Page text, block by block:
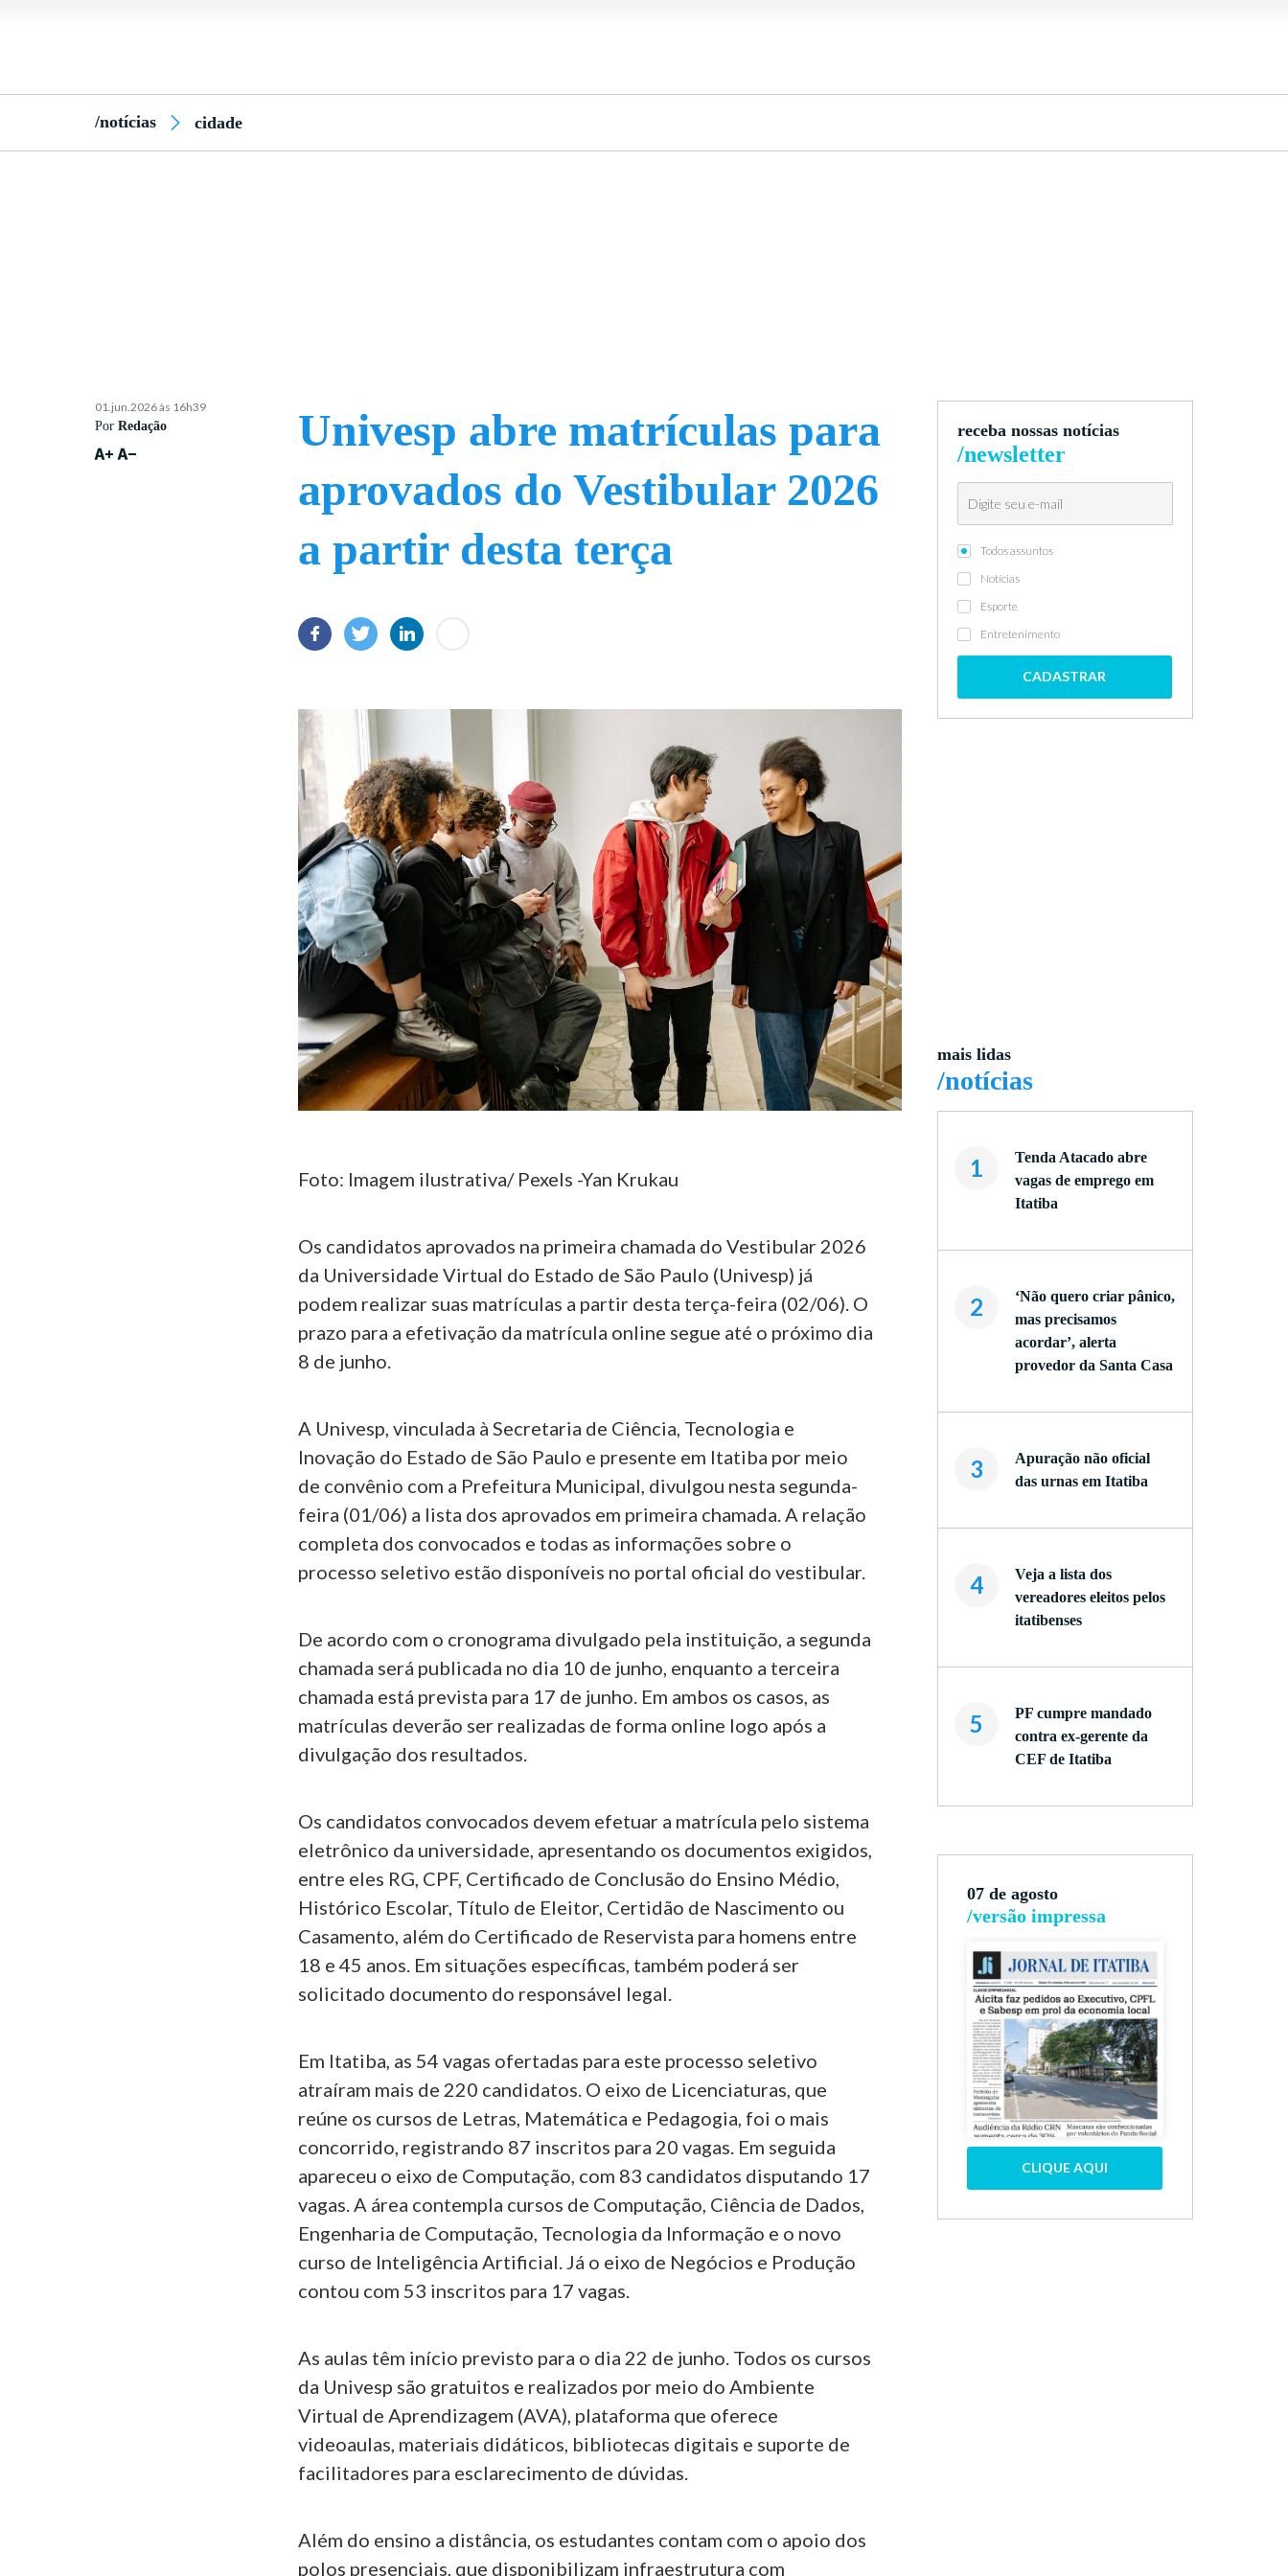
/notícias cidade
01.jun.2026 às 16h39
PorRedação
Univesp abre matrículas para
aprovados do Vestibular 2026
a partir desta terça
Foto: Imagem ilustrativa/ Pexels -Yan Krukau
Os candidatos aprovados na primeira chamada do Vestibular 2026
da Universidade Virtual do Estado de São Paulo (Univesp) já
podem realizar suas matrículas a partir desta terça-feira (02/06). O
prazo para a efetivação da matrícula online segue até o próximo dia
8 de junho.
A Univesp, vinculada à Secretaria de Ciência, Tecnologia e
Inovação do Estado de São Paulo e presente em Itatiba por meio
de convênio com a Prefeitura Municipal, divulgou nesta segunda-
feira (01/06) a lista dos aprovados em primeira chamada. A relação
completa dos convocados e todas as informações sobre o
processo seletivo estão disponíveis no portal oficial do vestibular.
De acordo com o cronograma divulgado pela instituição, a segunda
chamada será publicada no dia 10 de junho, enquanto a terceira
chamada está prevista para 17 de junho. Em ambos os casos, as
matrículas deverão ser realizadas de forma online logo após a
divulgação dos resultados.
Os candidatos convocados devem efetuar a matrícula pelo sistema
eletrônico da universidade, apresentando os documentos exigidos,
entre eles RG, CPF, Certificado de Conclusão do Ensino Médio,
Histórico Escolar, Título de Eleitor, Certidão de Nascimento ou
Casamento, além do Certificado de Reservista para homens entre
18 e 45 anos. Em situações específicas, também poderá ser
solicitado documento do responsável legal.
Em Itatiba, as 54 vagas ofertadas para este processo seletivo
atraíram mais de 220 candidatos. O eixo de Licenciaturas, que
reúne os cursos de Letras, Matemática e Pedagogia, foi o mais
concorrido, registrando 87 inscritos para 20 vagas. Em seguida
apareceu o eixo de Computação, com 83 candidatos disputando 17
vagas. A área contempla cursos de Computação, Ciência de Dados,
Engenharia de Computação, Tecnologia da Informação e o novo
curso de Inteligência Artificial. Já o eixo de Negócios e Produção
contou com 53 inscritos para 17 vagas.
As aulas têm início previsto para o dia 22 de junho. Todos os cursos
da Univesp são gratuitos e realizados por meio do Ambiente
Virtual de Aprendizagem (AVA), plataforma que oferece
videoaulas, materiais didáticos, bibliotecas digitais e suporte de
facilitadores para esclarecimento de dúvidas.
Além do ensino a distância, os estudantes contam com o apoio dos
polos presenciais, que disponibilizam infraestrutura com
receba nossas notícias
/newsletter
Todos assuntos
Notícias
Esporte
Entretenimento
CADASTRAR
mais lidas
/notícias
1
Tenda Atacado abre
vagas de emprego em
Itatiba
2
‘Não quero criar pânico,
mas precisamos
acordar’, alerta
provedor da Santa Casa
3
Apuração não oficial
das urnas em Itatiba
4
Veja a lista dos
vereadores eleitos pelos
itatibenses
5
PF cumpre mandado
contra ex-gerente da
CEF de Itatiba
07 de agosto
/versão impressa
CLIQUE AQUI